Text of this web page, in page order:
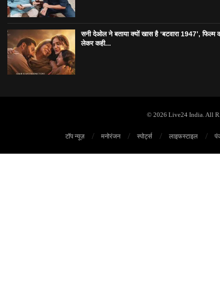
सनी देओल ने बताया क्यों खास है ‘बटवारा 1947’, फिल्म
लेकर कही...
© 2026 Live24 India. All
टॉप न्यूज़ मनोरंजन स्पोर्ट्स लाइफस्टाइल